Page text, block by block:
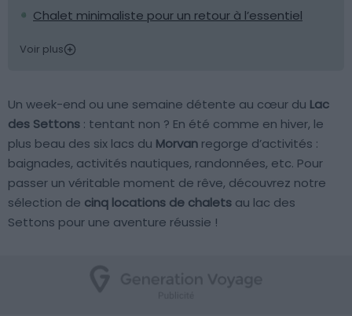
Chalet minimaliste pour un retour à l’essentiel
Voir plus
Un week-end ou une semaine détente au cœur du Lac
des Settons : tentant non ? En été comme en hiver, le
plus beau des six lacs du Morvan regorge d’activités :
baignades, activités nautiques, randonnées, etc. Pour
passer un véritable moment de rêve, découvrez notre
sélection de cinq locations de chalets au lac des
Settons pour une aventure réussie !